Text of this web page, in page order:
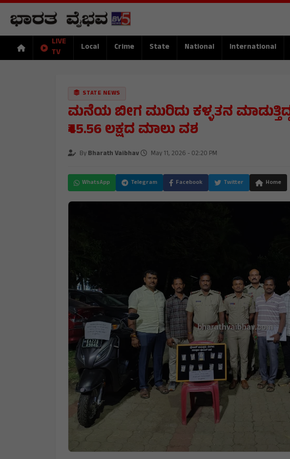
LIVE
TV
Local Crime State National International
STATE NEWS
ಮನೆಯ ಬೀಗ ಮುರಿದು ಕಳ್ಳತನ
₹45.56 ಲಕ್ಷದ ಮಾಲು ವಶ
ByBharath Vaibhav May 11, 2026 - 02:20 PM
WhatsApp Telegram Facebook Twitter Home